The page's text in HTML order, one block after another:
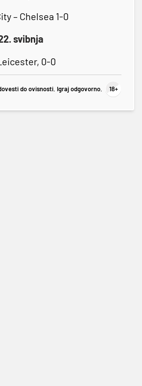
– Chelsea 1-0
svibnja
0-0
do ovisnosti. Igraj odgovorno.